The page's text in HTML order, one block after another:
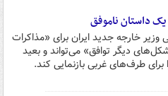
داستان ناموفق
وزیر خارجه جدید ایران برای «مذاکرات
دیگر توافق» می‌تواند و بعید
طرف‌های غربی بازنمایی ‌کند.